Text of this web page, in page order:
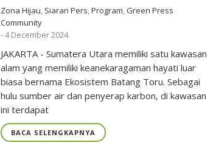
Zona Hijau, Siaran Pers,Program,Green Press
Community
-4 December 2024
JAKARTA - Sumatera Utara memiliki satu kawasan
alam yang memiliki keanekaragaman hayati luar
biasa bernama Ekosistem Batang Toru. Sebagai
hulu sumber air dan penyerap karbon, di kawasan
ini terdapat
BACA SELENGKAPNYA